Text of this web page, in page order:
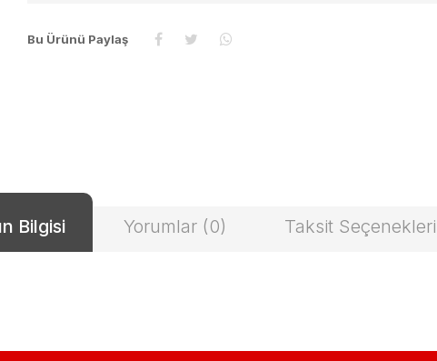
Bu Ürünü Paylaş
Bilgisi Yorumlar (0) Taksit Seçenekleri